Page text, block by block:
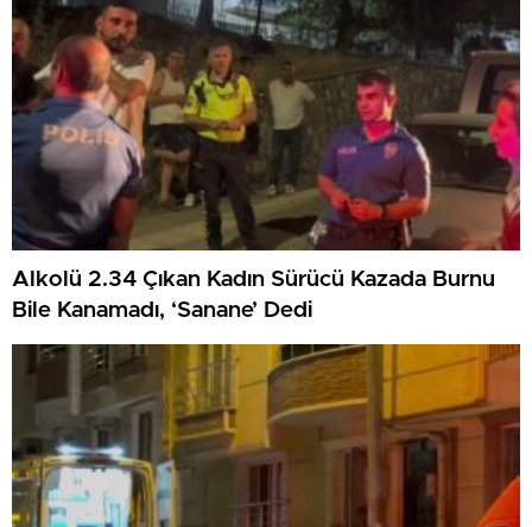
Alkolü 2.34 Çıkan Kadın Sürücü Kazada Burnu
Bile Kanamadı, ‘Sanane’ Dedi